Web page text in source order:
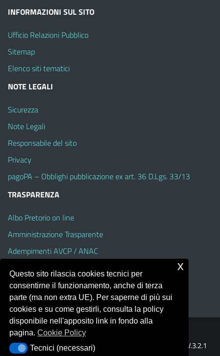
INFORMAZIONI SUL SITO
Ufficio Relazioni Pubblico
Sitemap
Elenco siti tematici
NOTE LEGALI
Sicurezza
Note Legali
Responsabile del sito
Privacy
pagoPA – Obblighi pubblicazione ex art. 36 D.Lgs. 33/13
TRASPARENZA
Albo Pretorio on line
Amministrazione Trasparente
Adempimenti AVCP / ANAC
Accesso Civico
Dichiarazione di accessibilità
Portale realizzato con la piattaforma
Template Italia configurato sul tema accessibile
V.3.2.1
Questo sito rilascia cookies tecnici per
consentirne il funzionamento, anche di terza
parte (ma non extra UE). Per saperne di più sui
cookies e su come gestirli, consulta la policy
disponibile nell'apposito link in fondo alla
pagina.Cookie Policy
Tecnici (necessari)
Tecnici (necessari)
x